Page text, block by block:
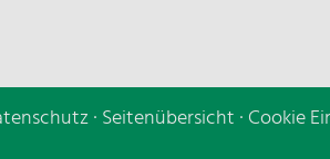
· Seitenübersicht · Cookie